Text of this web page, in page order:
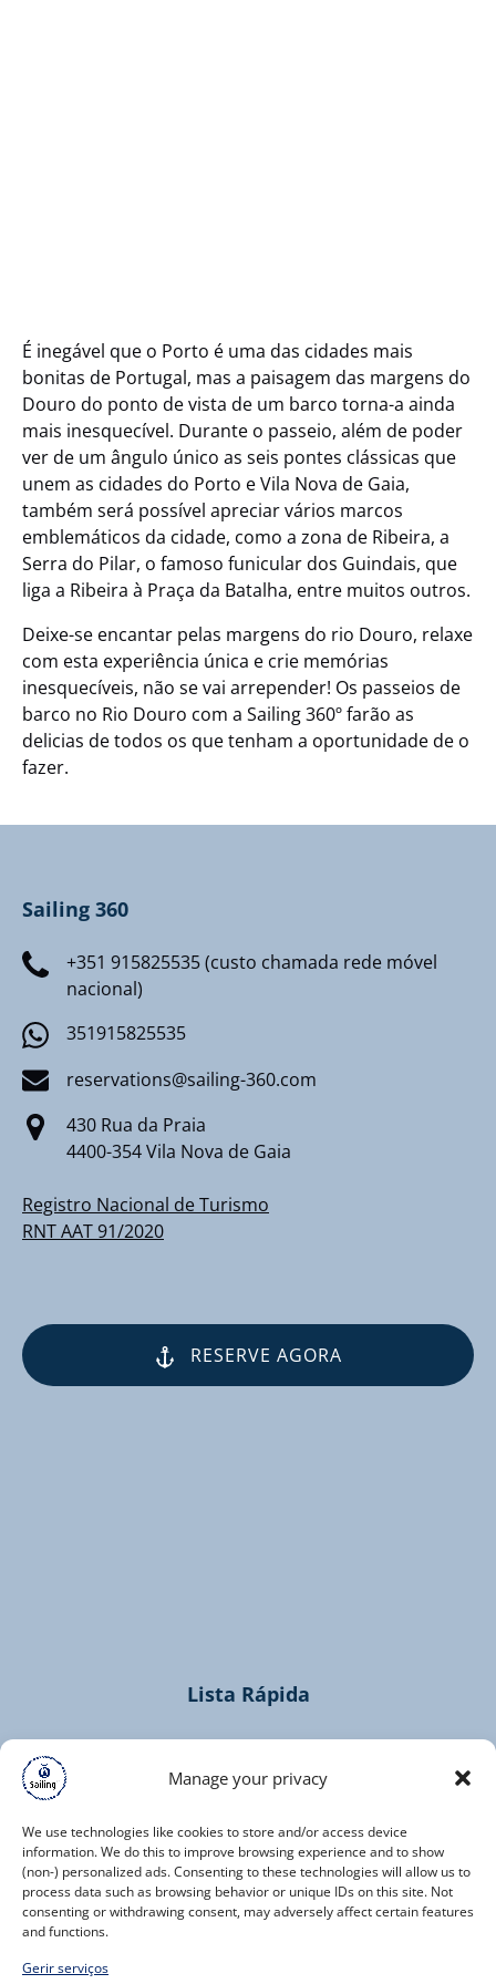
Manage your privacy
We use technologies like cookies to store and/or access device
information. We do this to improve browsing experience and to show
(non-) personalized ads. Consenting to these technologies will allow us to
process data such as browsing behavior or unique IDs on this site. Not
consenting or withdrawing consent, may adversely affect certain features
and functions.
Gerir serviços
É inegável que o Porto é uma das cidades mais
bonitas de Portugal, mas a paisagem das margens do
Douro do ponto de vista de um barco torna-a ainda
mais inesquecível. Durante o passeio, além de poder
ver de um ângulo único as seis pontes clássicas que
unem as cidades do Porto e Vila Nova de Gaia,
também será possível apreciar vários marcos
emblemáticos da cidade, como a zona de Ribeira, a
Serra do Pilar, o famoso funicular dos Guindais, que
liga a Ribeira à Praça da Batalha, entre muitos outros.
Deixe-se encantar pelas margens do rio Douro, relaxe
com esta experiência única e crie memórias
inesquecíveis, não se vai arrepender! Os passeios de
barco no Rio Douro com a Sailing 360º farão as
delicias de todos os que tenham a oportunidade de o
fazer.
Sailing 360
+351 915825535 (custo chamada rede móvel
nacional)
351915825535
reservations@sailing-360.com
430 Rua da Praia
4400-354 Vila Nova de Gaia
Registro Nacional de Turismo
RNT AAT 91/2020
RESERVE AGORA
Lista Rápida
Home
Cruzeiros